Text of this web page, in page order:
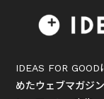
IDEAS FOR
めたウェブマガジ